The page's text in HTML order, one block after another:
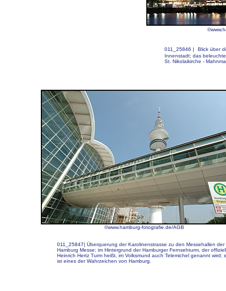
011_25846 |
Blick über
Innenstadt; das
St. Nikolaikirche -
©www.hamburg-fotografie.de/AGB
011_25847| Überquerung der Karolinenstrasse zu den Messehallen der
Hamburg Messe; im Hintergrund der Hamburger Fernsehturm, der offiziell
Heinrich Hertz Turm heißt, im Volksmund auch Telemichel genannt wird;
ist eines der Wahrzeichen von Hamburg.